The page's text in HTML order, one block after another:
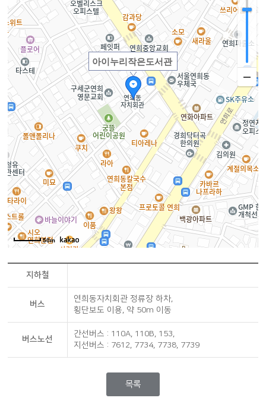
아이누리작은도서관
50m
지하철
버스
연희동자치회관 정류장 하차,
횡단보도 이용, 약 50m 이동
버스노선
간선버스 : 110A, 110B, 153,
지선버스 : 7612, 7734, 7738, 7739
목록